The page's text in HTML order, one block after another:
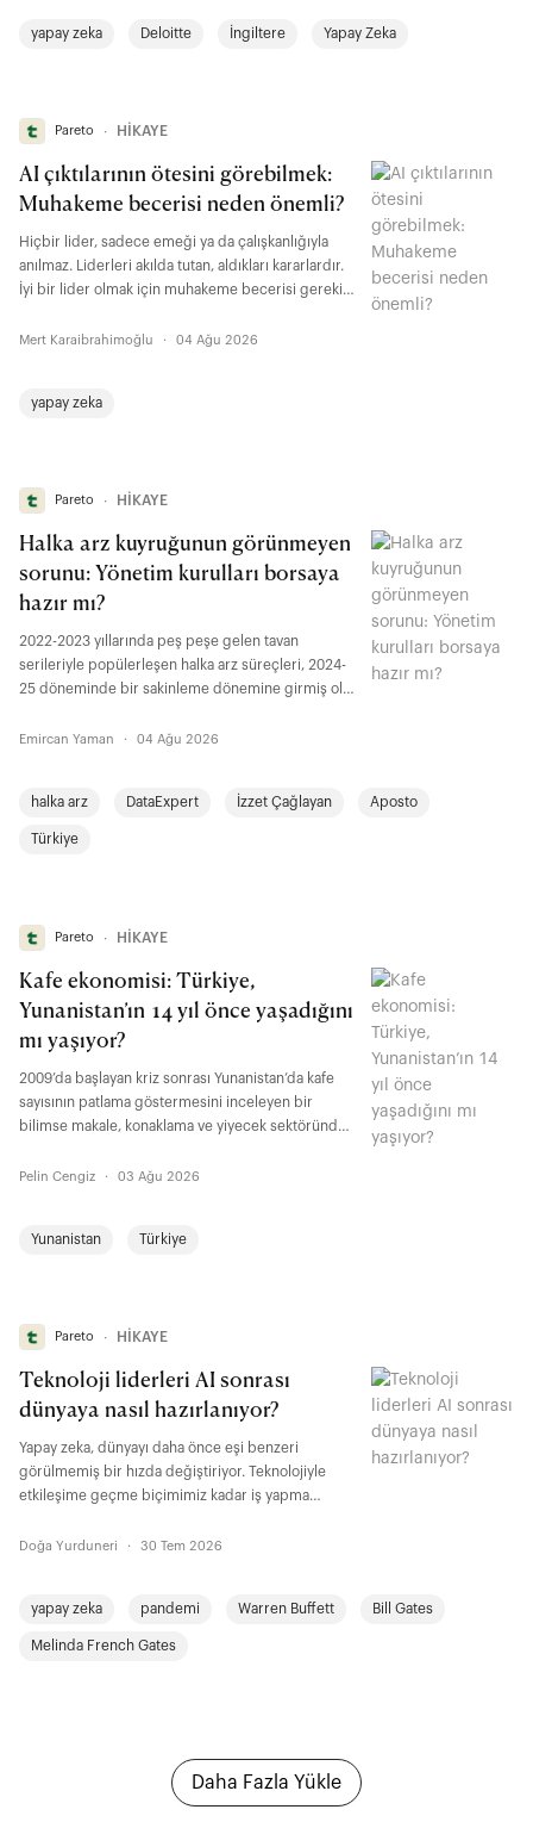
mümkün kılan bu teknoloji, küçük danışmanlık
yapay zeka Deloitte İngiltere Yapay Zeka
Pareto ∙ HİKAYE
AI çıktılarının ötesini görebilmek:
Muhakeme becerisi neden önemli?
Hiçbir lider, sadece emeği ya da çalışkanlığıyla
anılmaz. Liderleri akılda tutan, aldıkları kararlardır.
İyi bir lider olmak için muhakeme becerisi gerekir.
seviyede çalışan için önemli bir kriter hâline
Mert Karaibrahimoğlu · 04 Ağu 2026
yapay zeka
Pareto ∙ HİKAYE
Halka arz kuyruğunun görünmeyen
sorunu: Yönetim kurulları borsaya
hazır mı?
2022-2023 yıllarında peş peşe gelen tavan
serileriyle popülerleşen halka arz süreçleri, 2024-
25 döneminde bir sakinleme dönemine girmiş olsa
Yılbaşından bu yana toplam 28 şirket halka arz
yönetim kurulları borsaya ne kadar hazır?
ICCONSULTING Yönetim Kurulu Başkanı ve
Emircan Yaman · 04 Ağu 2026
halka arz DataExpert İzzet Çağlayan Aposto
Türkiye
Pareto ∙ HİKAYE
Kafe ekonomisi: Türkiye,
Yunanistan’ın 14 yıl önce yaşadığını
mı yaşıyor?
2009’da başlayan kriz sonrası Yunanistan’da kafe
sayısının patlama göstermesini inceleyen bir
bilimse makale, konaklama ve yiyecek sektöründe
reel ücretlerin ise yüzde 59 gerilediğin ortaya
taşıdı.
Pelin Cengiz · 03 Ağu 2026
Yunanistan Türkiye
Pareto ∙ HİKAYE
Teknoloji liderleri AI sonrası
dünyaya nasıl hazırlanıyor?
Yapay zeka, dünyayı daha önce eşi benzeri
görülmemiş bir hızda değiştiriyor. Teknolojiyle
etkileşime geçme biçimimiz kadar iş yapma
de dönüşüyor. Alana yön veren teknoloji liderleri,
senaryoları tasvir ediyor.
Doğa Yurduneri · 30 Tem 2026
yapay zeka pandemi Warren Buffett Bill Gates
Melinda French Gates
Daha Fazla Yükle